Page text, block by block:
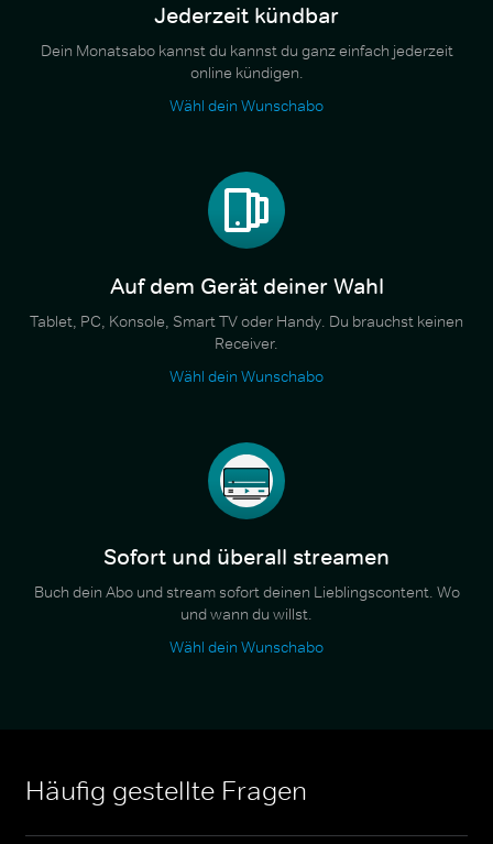
Jederzeit kündbar
Dein Monatsabo kannst du kannst du ganz einfach jederzeit
online kündigen.
Wähl dein Wunschabo
Auf dem Gerät deiner Wahl
Tablet, PC, Konsole, Smart TV oder Handy. Du brauchst keinen
Receiver.
Wähl dein Wunschabo
Sofort und überall streamen
Buch dein Abo und stream sofort deinen Lieblingscontent. Wo
und wann du willst.
Wähl dein Wunschabo
Häufig gestellte Fragen